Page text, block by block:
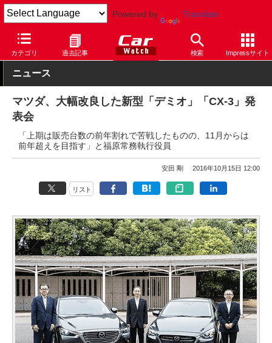
Powered by Translate
カテゴリ 過去記事 検索 Impressサイト
Car Watch 自動車 マツダ デミオ
ニュース
マツダ、大幅改良した新型「デミオ」「CX-3」発
表会
「上期は販売台数の前年割れで苦戦したものの、11月からは
前年超えを目指す」と福原常務執行役員
安田 剛 2016年10月15日 12:00
リスト